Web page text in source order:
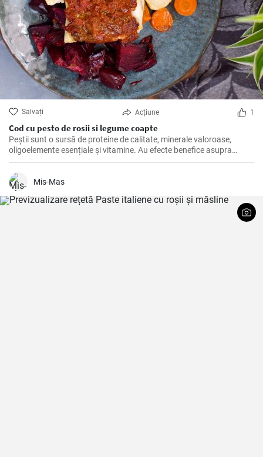
Salvați Acțiune 1
Cod cu pesto de rosii si legume coapte
Peștii sunt o sursă de proteine de calitate, minerale valoroase,
oligoelemente esențiale și vitamine. Au efecte benefice asupra
sistemului cardiovascular și se recomandă consumarea lor cel puțin
de două ori pe săptămână. Inspirați-vă din acest prânz rapid al
nostru.Mis-Mas